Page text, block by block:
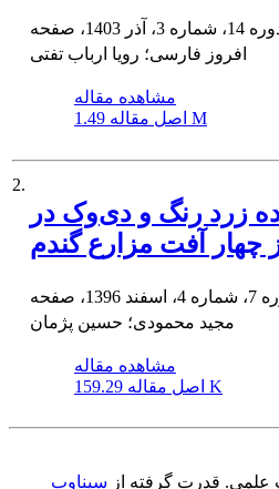
افروز فارسی؛ رویا ارباب تفتی
مشاهده مقاله
اصل مقاله 1.49 M
2.
زرد رنگ و دی‌وک در
چهار آفت مزارع گندم
مجید محمودی؛ حسین پژمان
مشاهده مقاله
اصل مقاله 159.29 K
علمی. قدرت گرفته از سیناوب